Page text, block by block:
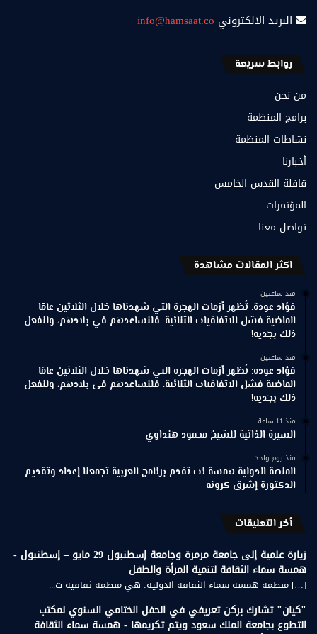
البريد الالكتروني info@hamsaat.co
روابط سريعة
من نحن
برامج المنظمة
نشاطات المنظمة
أخبارنا
قافلة القدس الخامس
المؤتمرات
تواصل معنا
اكثر المقالات مشاهدة
منذ ساعتين
فؤاد عودة: تُظهر أزمات الهجرة التي شهدناها خلال الثلاثين عامًا
الماضية فشل الاتفاقيات الثنائية. فلنساعدهم في بلادهم، ولنفعل
ذلك بجدية!
منذ ساعتين
فؤاد عودة: تُظهر أزمات الهجرة التي شهدناها خلال الثلاثين عامًا
الماضية فشل الاتفاقيات الثنائية. فلنساعدهم في بلادهم، ولنفعل
ذلك بجدية!
منذ 11 ساعة
السيرة الذاتية للشيخ محمود هنداوي
منذ يوم واحد
المنصة الدولية همسة نت تقدم برنامج العربية تجمعنا إعداد وتقديم
الدكتورة إشرق كرونه
أخر التعليقات
زيارة علمية إلى جامعة مرمرة وجامعة إسطنبول 29 مايو – إسطنبول -
همسة سماء الثقافة لتنمية المرأة والطفل
[…] منظمة همسة سماء الثقافة الدولية: هي منظمة ثقافية ت...
"كيان" تشارك بركن تعريفي في الحفل الختامي السنوي لمكتب
التطوع بجامعة الملك سعود ويتم تكريمها - همسة سماء الثقافة